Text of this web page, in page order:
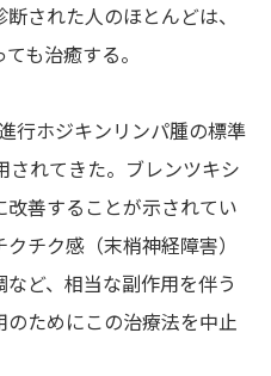
された人のほとんどは、
も治癒する。
行ホジキンリンパ腫の標準
れてきた。ブレンツキシ
善することが示されてい
チク感（末梢神経障害）
ど、相当な副作用を伴う
ためにこの治療法を中止